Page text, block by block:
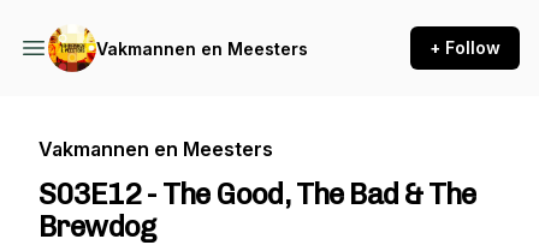
Vakmannen en Meesters + Follow
Vakmannen en Meesters
S03E12 - The Good, The Bad & The
Brewdog